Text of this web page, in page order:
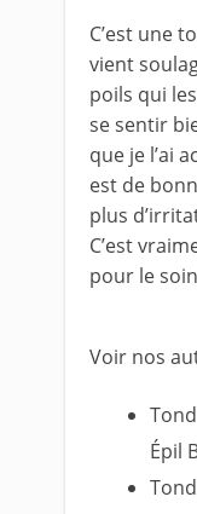
C’est une
vient
poils qui
se sentir
que je l’ai
est de
plus
C’est
pour le
Voir nos
Épil